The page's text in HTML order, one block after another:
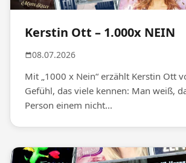
Kerstin Ott – 1.000x NEIN
08.07.2026
Mit „1000 x Nein“ erzählt Kerstin Ott
Gefühl, das viele kennen: Man weiß,
Person einem nicht...